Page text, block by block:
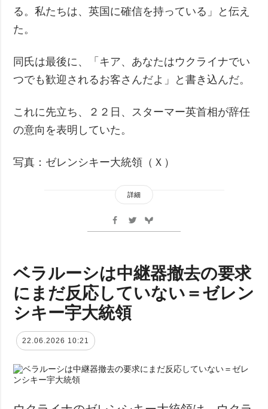
る。私たちは、英国に確信を持っている」と伝え
た。
同氏は最後に、「キア、あなたはウクライナでい
つでも歓迎されるお客さんだよ」と書き込んだ。
これに先立ち、２２日、スターマー英首相が辞任
の意向を表明していた。
写真：ゼレンシキー大統領（Ｘ）
詳細
ベラルーシは中継器撤去の要求
にまだ反応していない＝ゼレン
シキー宇大統領
22.06.2026 10:21